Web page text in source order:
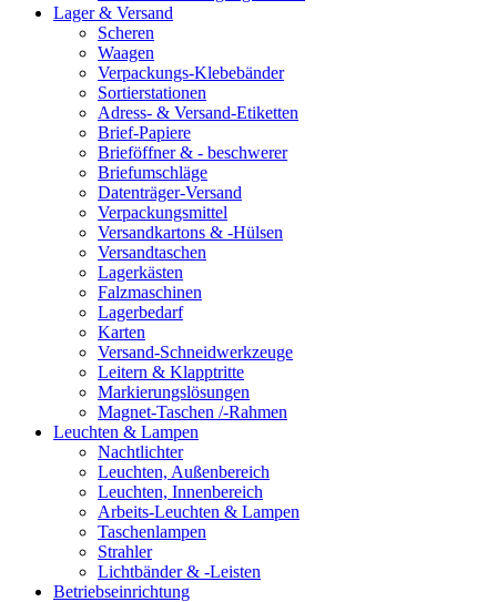
Lager & Versand
Scheren
Waagen
Verpackungs-Klebebänder
Sortierstationen
Adress- & Versand-Etiketten
Brief-Papiere
Brieföffner & - beschwerer
Briefumschläge
Datenträger-Versand
Verpackungsmittel
Versandkartons & -Hülsen
Versandtaschen
Lagerkästen
Falzmaschinen
Lagerbedarf
Karten
Versand-Schneidwerkzeuge
Leitern & Klapptritte
Markierungslösungen
Magnet-Taschen /-Rahmen
Leuchten & Lampen
Nachtlichter
Leuchten, Außenbereich
Leuchten, Innenbereich
Arbeits-Leuchten & Lampen
Taschenlampen
Strahler
Lichtbänder & -Leisten
Betriebseinrichtung